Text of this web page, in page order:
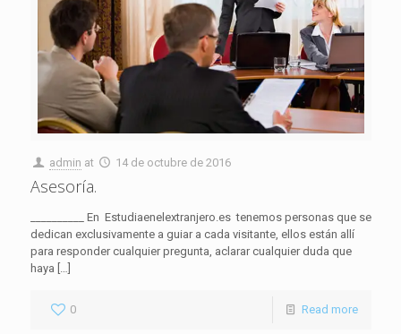
admin at 14 de octubre de 2016
Asesoría.
__________ En Estudiaenelextranjero.es tenemos personas que se
dedican exclusivamente a guiar a cada visitante, ellos están allí
para responder cualquier pregunta, aclarar cualquier duda que
haya […]
0 Read more